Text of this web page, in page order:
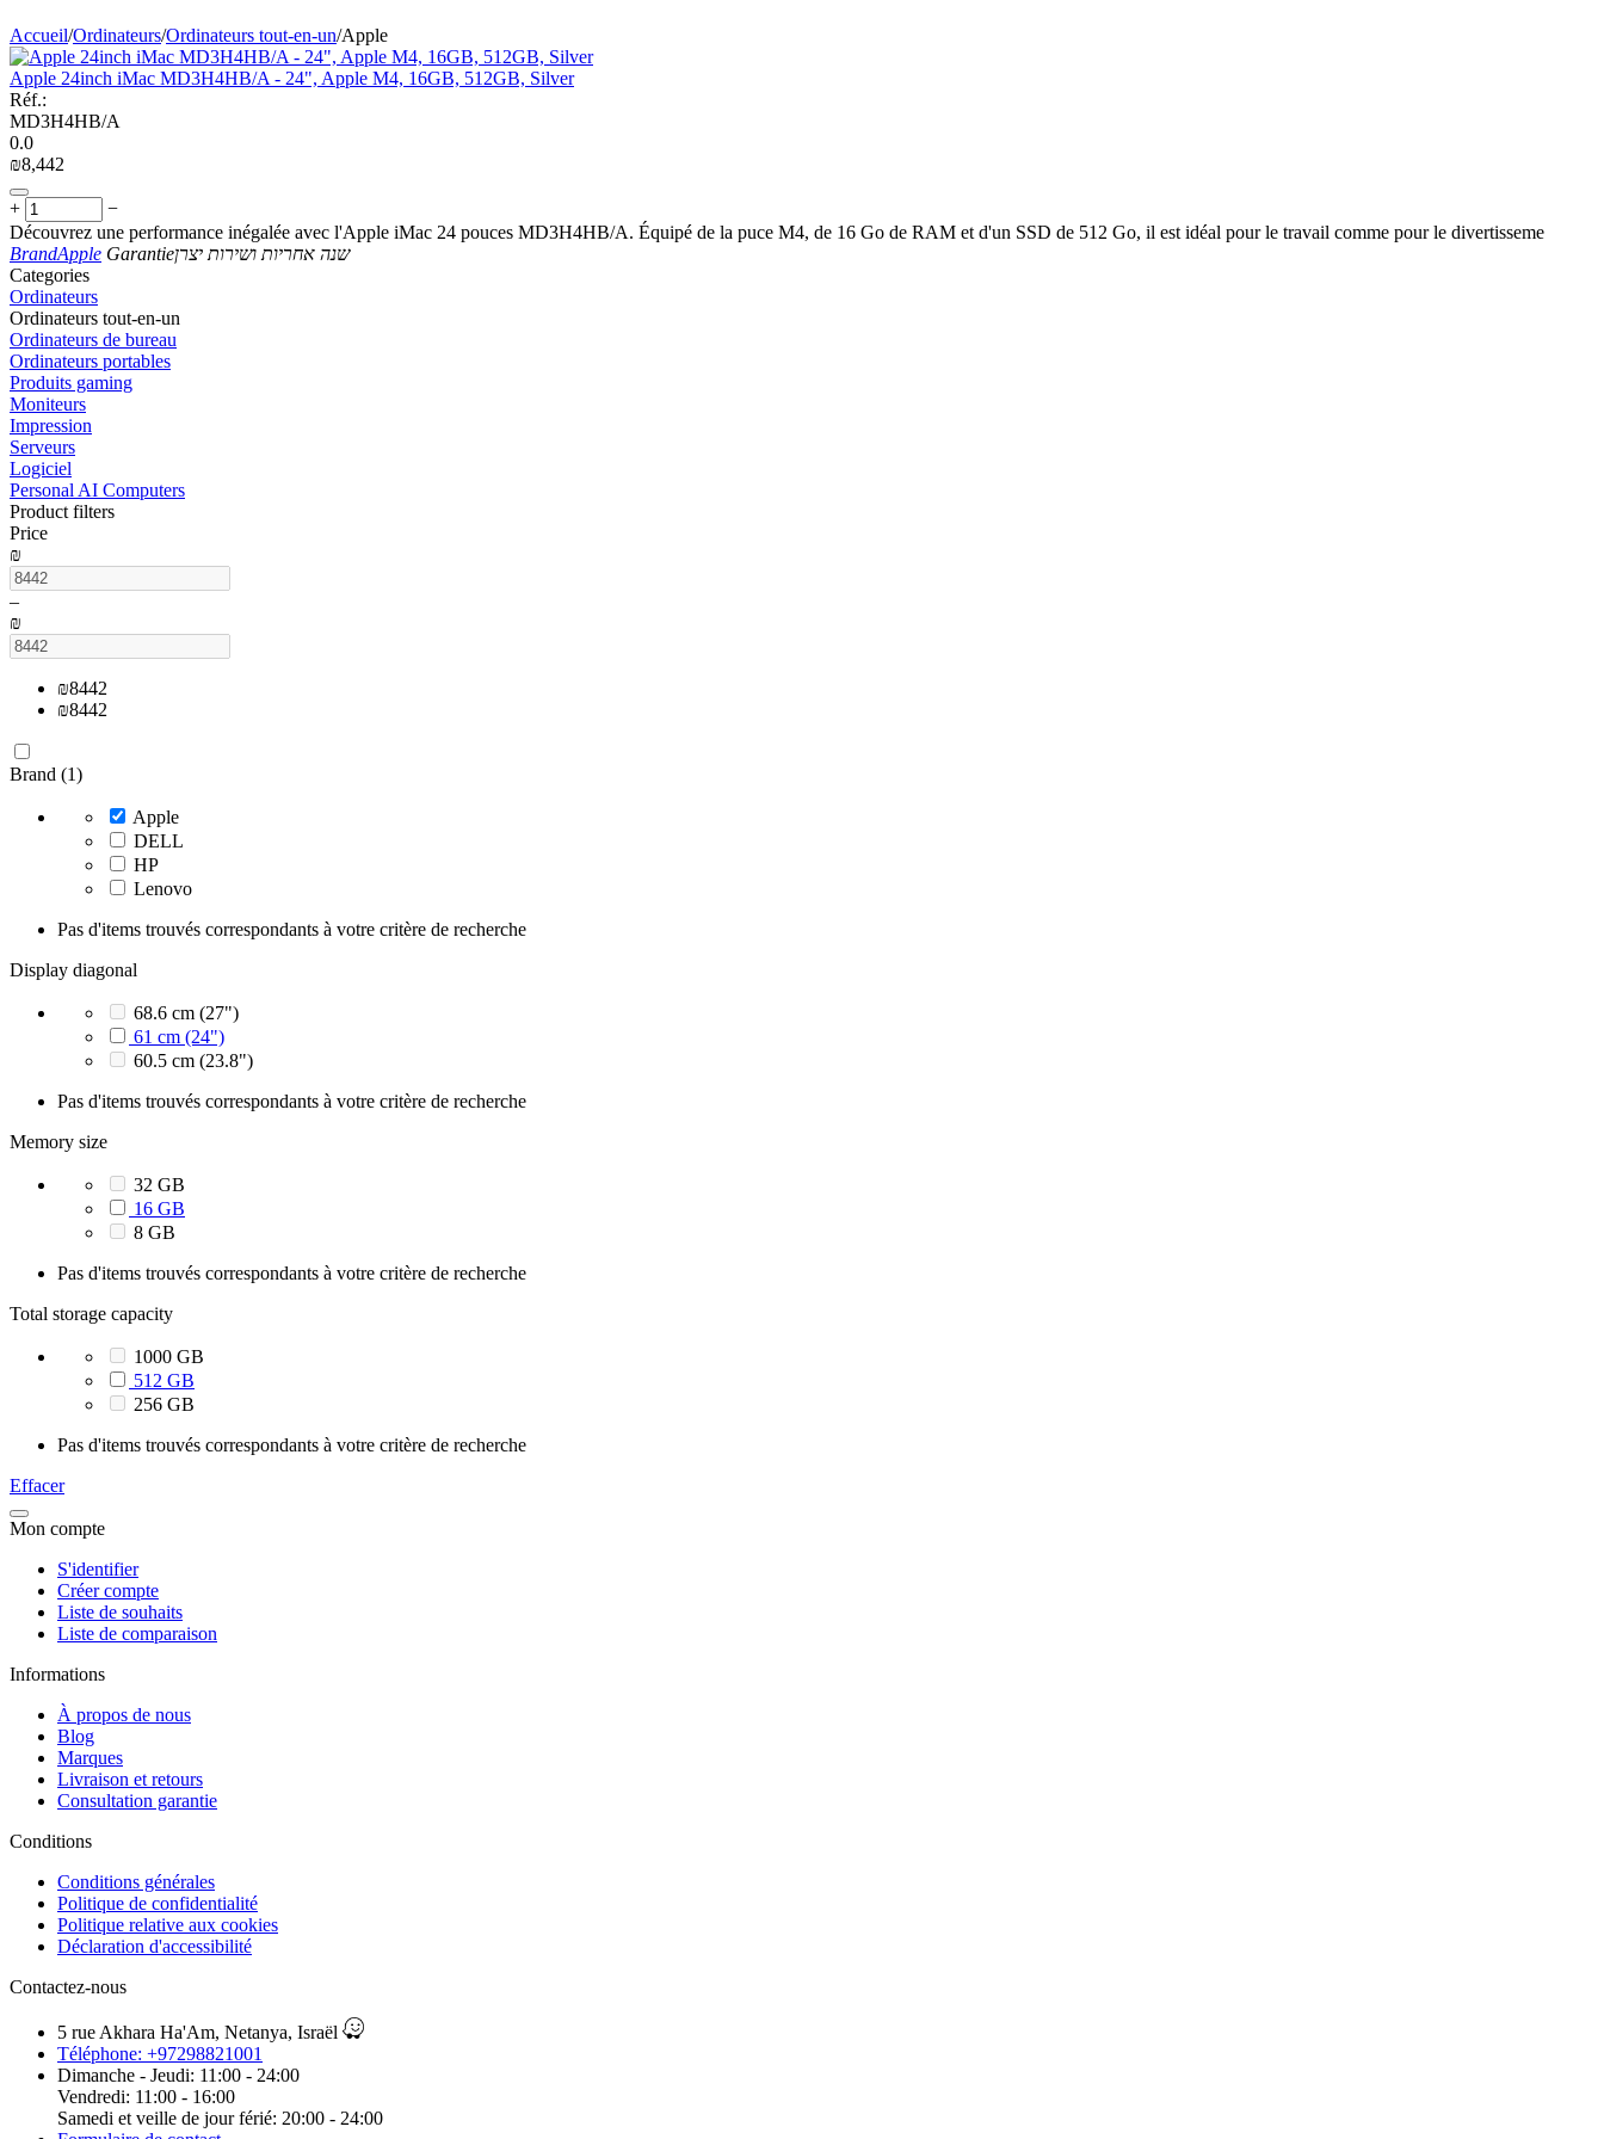
Accueil/Ordinateurs/Ordinateurs tout-en-un/Apple
Apple 24inch iMac MD3H4HB/A - 24", Apple M4, 16GB, 512GB, Silver
Réf.:
MD3H4HB/A
0.0
₪8,442
+
−
Découvrez une performance inégalée avec l'Apple iMac 24 pouces MD3H4HB/A. Équipé de la puce M4, de 16 Go de RAM et d'un SSD de 512 Go, il est idéal pour le travail comme pour le divertisseme
BrandApple Garantieשנה אחריות ושירות יצרן
Сategories
Ordinateurs
Ordinateurs tout-en-un
Ordinateurs de bureau
Ordinateurs portables
Produits gaming
Moniteurs
Impression
Serveurs
Logiciel
Personal AI Computers
Product filters
Price
₪
–
₪
₪8442
₪8442
Brand (1)
Apple
DELL
HP
Lenovo
Pas d'items trouvés correspondants à votre critère de recherche
Display diagonal
68.6 cm (27")
61 cm (24")
60.5 cm (23.8")
Pas d'items trouvés correspondants à votre critère de recherche
Memory size
32 GB
16 GB
8 GB
Pas d'items trouvés correspondants à votre critère de recherche
Total storage capacity
1000 GB
512 GB
256 GB
Pas d'items trouvés correspondants à votre critère de recherche
Effacer
Mon compte
S'identifier
Créer compte
Liste de souhaits
Liste de comparaison
Informations
À propos de nous
Blog
Marques
Livraison et retours
Consultation garantie
Сonditions
Conditions générales
Politique de confidentialité
Politique relative aux cookies
Déclaration d'accessibilité
Contactez-nous
5 rue Akhara Ha'Am, Netanya, Israël
Téléphone: +97298821001
Dimanche - Jeudi: 11:00 - 24:00
Vendredi: 11:00 - 16:00
Samedi et veille de jour férié: 20:00 - 24:00